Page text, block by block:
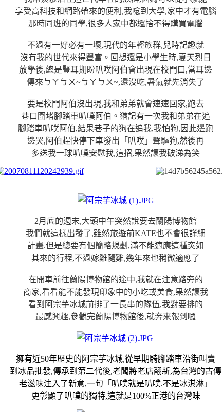
享受高科技和網路帶來的便利,我唸到大學,家中才有電腦
那時同班的同學,很多人家中都還捨不得購買電腦
不過有一好必有一壞,現代的年輕族群,兒時記趣就
沒有我的世代來得豐富。回想還是小學生時,夏天烈日
放學後,總是豎耳期盼叭噗阿伯會出現在校門口,當耳邊
傳來ㄅㄚㄅㄨ~ㄅㄚㄅㄨ~,還沒吃,暑氣就先消失了
要是校門阿伯沒出現,我和弟弟就會速速回家,跑去
巷口圍堵腳踏車叭噗阿伯。猶記有一次我和弟弟在追
腳踏車叭噗阿伯,結果巷子的狗在追我,我怕狗,因此邊跑
邊哭,阿伯趕快停下車發出「叭噗」聲驅狗,然後再
多送我一球叭噗安慰我,這招,果然讓我破涕為笑
2月底的週末,大頭中午突然說要去蘭陽博物館
我們就這樣出發了,雖然旅遊前KATE也不會很詳細
計畫.但是總要有個簡略規劃,滿不能適應這種突如
其來的行程,不過嫁雞隨雞,幾年來也稍微適應了
在開車前往蘭陽博物館的途中,我就在注意路旁的
商家,看看能不能發現印象中的小吃或美食,果然讓我
看到阿宗芋冰城前排了一長串的隊伍,我對要排的
最感興趣,參觀完蘭陽博物館後,就奔來報到囉
擁有近50年歷史的阿宗芋冰城,從早期騎腳踏車沿街叫賣
到冰品批發,傳承到第二代後,老闆將老店翻新,為台灣的古傳
老滋味注入了新意,一句「叭噗就是叭噗.不是冰淇淋」
更彰顯了叭噗的獨特,這就是100%正港的台灣味